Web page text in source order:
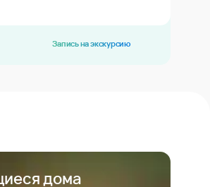
Запись на экскурсию
дома